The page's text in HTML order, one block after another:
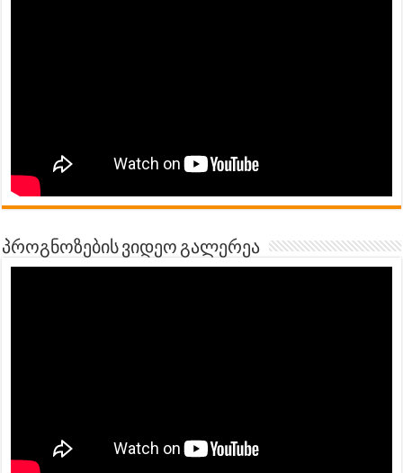
პროგნოზების ვიდეო გალერეა